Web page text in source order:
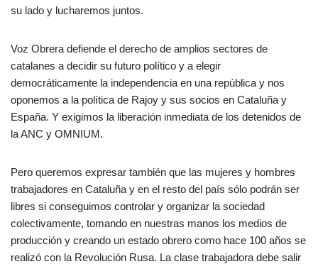
su lado y lucharemos juntos.
Voz Obrera defiende el derecho de amplios sectores de
catalanes a decidir su futuro político y a elegir
democráticamente la independencia en una república y nos
oponemos a la política de Rajoy y sus socios en Cataluña y
España. Y exigimos la liberación inmediata de los detenidos de
la ANC y OMNIUM.
Pero queremos expresar también que las mujeres y hombres
trabajadores en Cataluña y en el resto del país sólo podrán ser
libres si conseguimos controlar y organizar la sociedad
colectivamente, tomando en nuestras manos los medios de
producción y creando un estado obrero como hace 100 años se
realizó con la Revolución Rusa. La clase trabajadora debe salir